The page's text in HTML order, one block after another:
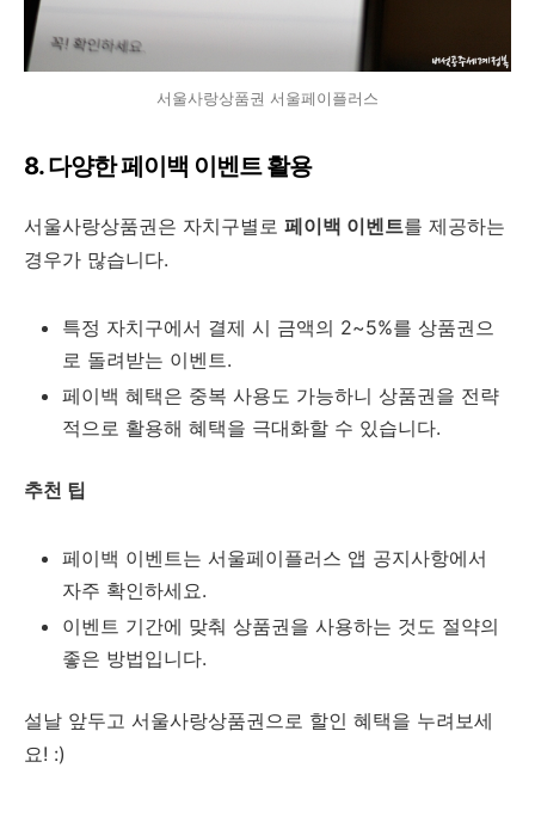
서울사랑상품권 서울페이플러스
8. 다양한 페이백 이벤트 활용
서울사랑상품권은 자치구별로 페이백 이벤트를 제공하는
경우가 많습니다.
특정 자치구에서 결제 시 금액의 2~5%를 상품권으
로 돌려받는 이벤트.
페이백 혜택은 중복 사용도 가능하니 상품권을 전략
적으로 활용해 혜택을 극대화할 수 있습니다.
추천 팁
페이백 이벤트는 서울페이플러스 앱 공지사항에서
자주 확인하세요.
이벤트 기간에 맞춰 상품권을 사용하는 것도 절약의
좋은 방법입니다.
설날 앞두고 서울사랑상품권으로 할인 혜택을 누려보세
요! :)